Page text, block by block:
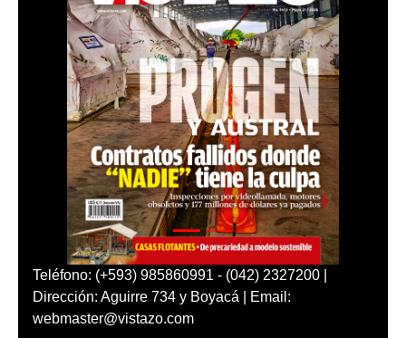
Teléfono: (+593) 985860991 - (042) 2327200 |
Dirección: Aguirre 734 y Boyacá | Email:
webmaster@vistazo.com